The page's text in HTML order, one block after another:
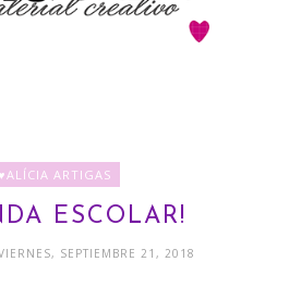
♥ALÍCIA ARTIGAS
ESCOLAR!
SEPTIEMBRE 21, 2018